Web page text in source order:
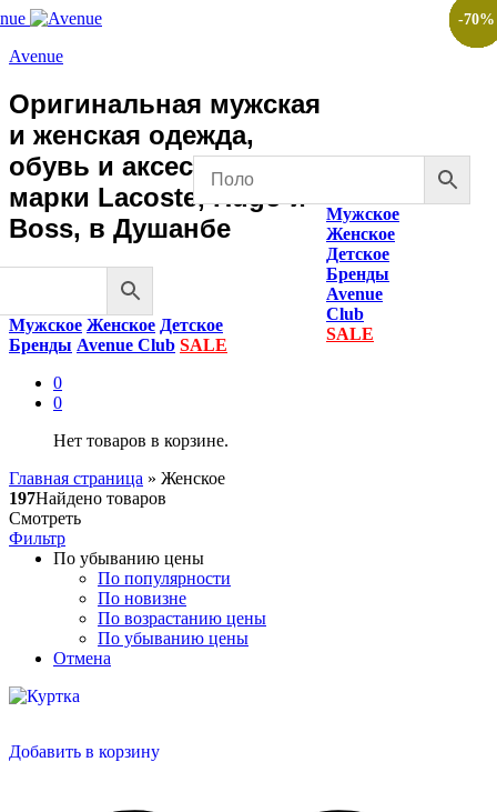
Avenue
Оригинальная мужская
и женская одежда,
обувь и аксессуары
марки Lacoste, Hugo и
Boss, в Душанбе
Мужское Женское Детское
Бренды Avenue Club SALE
0
0
Нет товаров в корзине.
Мужское
Женское
Детское
Бренды
Avenue
Club
SALE
Главная страница » Женское
197Найдено товаров
Смотреть
Фильтр
По убыванию цены
По популярности
По новизне
По возрастанию цены
По убыванию цены
Отмена
Добавить в корзину
-50%
-50%
-70%
-50%
-50%
-50%
-50%
-50%
-50%
-50%
-50%
-50%
-50%
-50%
-70%